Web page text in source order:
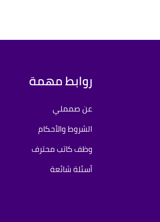
روابط مهمة
عن صمملي
الشروط والأحكام
وظف كاتب محترف
أسئلة شائعة